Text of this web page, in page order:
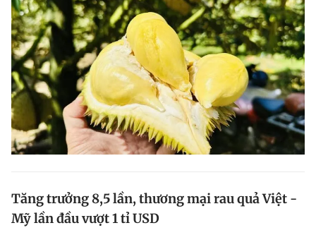
Tăng trưởng 8,5 lần, thương mại rau quả Việt -
Mỹ lần đầu vượt 1 tỉ USD